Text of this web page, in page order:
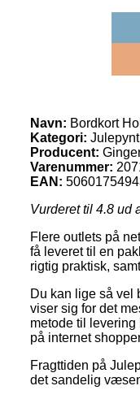
Navn: Bordkort
Kategori: Julepynt
Producent:
Varenummer:
EAN:
Vurderet til 4.8 ud
Flere outlets på
få leveret til en
rigtig praktisk,
Du kan lige så vel
viser sig for det
metode til
på internet
Fragttiden på
det sandelig